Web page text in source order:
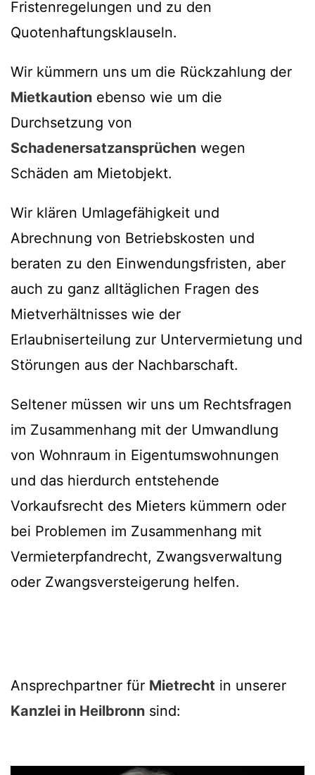
Fristenregelungen und zu den
Quotenhaftungsklauseln.
Wir kümmern uns um die Rückzahlung der
Mietkaution ebenso wie um die
Durchsetzung von
Schadenersatzansprüchen wegen
Schäden am Mietobjekt.
Wir klären Umlagefähigkeit und
Abrechnung von Betriebskosten und
beraten zu den Einwendungsfristen, aber
auch zu ganz alltäglichen Fragen des
Mietverhältnisses wie der
Erlaubniserteilung zur Untervermietung und
Störungen aus der Nachbarschaft.
Seltener müssen wir uns um Rechtsfragen
im Zusammenhang mit der Umwandlung
von Wohnraum in Eigentumswohnungen
und das hierdurch entstehende
Vorkaufsrecht des Mieters kümmern oder
bei Problemen im Zusammenhang mit
Vermieterpfandrecht, Zwangsverwaltung
oder Zwangsversteigerung helfen.
Ansprechpartner für Mietrecht in unserer
Kanzlei in Heilbronn sind: